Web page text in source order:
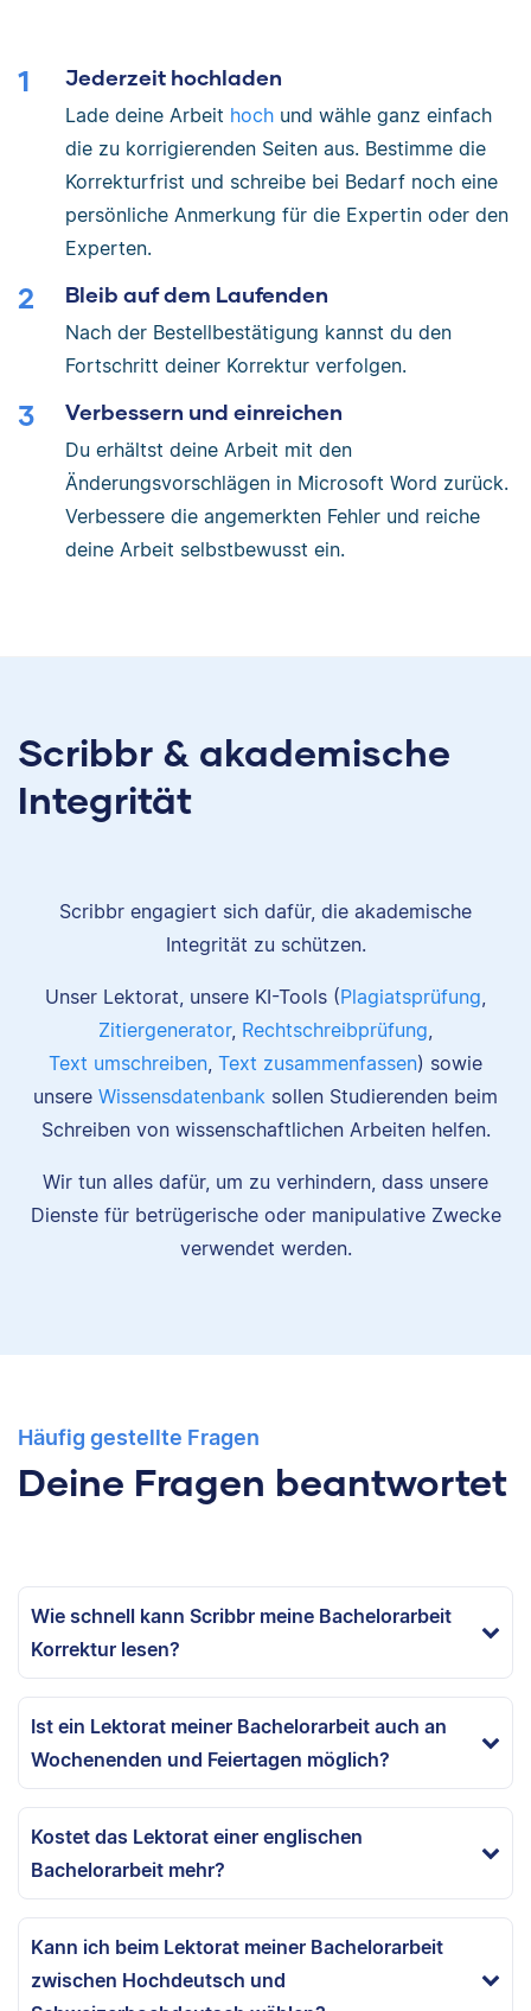
Jederzeit hochladen
Lade deine Arbeit hoch und wähle ganz einfach
die zu korrigierenden Seiten aus. Bestimme die
Korrekturfrist und schreibe bei Bedarf noch eine
persönliche Anmerkung für die Expertin oder den
Experten.
Bleib auf dem Laufenden
Nach der Bestellbestätigung kannst du den
Fortschritt deiner Korrektur verfolgen.
Verbessern und einreichen
Du erhältst deine Arbeit mit den
Änderungsvorschlägen in Microsoft Word zurück.
Verbessere die angemerkten Fehler und reiche
deine Arbeit selbstbewusst ein.
Scribbr & akademische
Integrität
Scribbr engagiert sich dafür, die akademische
Integrität zu schützen.
Unser Lektorat, unsere KI-Tools (Plagiatsprüfung
Zitiergenerator, Rechtschreibprüfung
Text umschreiben Text zusammenfassen) sowie
unsere Wissensdatenbank sollen Studierenden beim
Schreiben von wissenschaftlichen Arbeiten helfen.
Wir tun alles dafür, um zu verhindern, dass unsere
Dienste für betrügerische oder manipulative Zwecke
verwendet werden.
Häufig gestellte Fragen
Deine Fragen beantwortet
Wie schnell kann Scribbr meine Bachelorarbeit
Korrektur lesen?
Ist ein Lektorat meiner Bachelorarbeit auch an
Wochenenden und Feiertagen möglich?
Kostet das Lektorat einer englischen
Bachelorarbeit mehr?
Kann ich beim Lektorat meiner Bachelorarbeit
zwischen Hochdeutsch und